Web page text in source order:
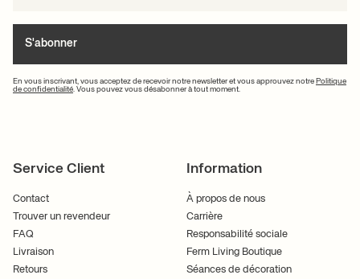
En vous inscrivant, vous acceptez de recevoir notre newsletter et vous approuvez notre Politique
de confidentialité . Vous pouvez vous désabonner à tout moment.
S'abonner
Service Client
Contact
Trouver un revendeur
FAQ
Livraison
Retours
Information
À propos de nous
Carrière
Responsabilité sociale
Ferm Living Boutique
Séances de décoration